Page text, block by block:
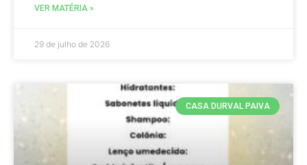
VER MATÉRIA »
29 de julho de 2026
CASA DURVAL PAIVA